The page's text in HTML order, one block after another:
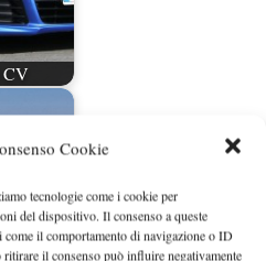
Cookie
tecnologie come i cookie per
del dispositivo. Il consenso a queste
come il comportamento di navigazione o ID
il consenso può influire negativamente
CV